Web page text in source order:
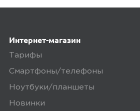
Интернет-магазин
Тарифы
Смартфоны/телефоны
Ноутбуки/планшеты
Новинки